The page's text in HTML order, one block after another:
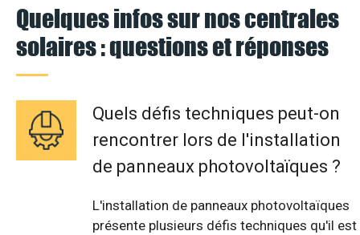
Quelques infos sur nos centrales
solaires : questions et réponses
Quels défis techniques peut-on
rencontrer lors de l'installation
de panneaux photovoltaïques ?
L'installation de panneaux photovoltaïques
présente plusieurs défis techniques qu'il est